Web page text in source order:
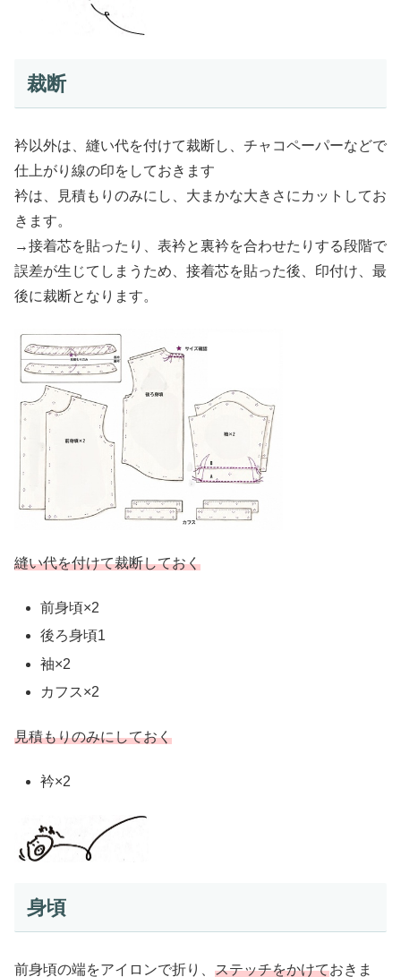
裁断
衿以外は、縫い代を付けて裁断し、チャコペーパーなどで
仕上がり線の印をしておきます
衿は、見積もりのみにし、大まかな大きさにカットしてお
きます。
→接着芯を貼ったり、表衿と裏衿を合わせたりする段階で
誤差が生じてしまうため、接着芯を貼った後、印付け、最
後に裁断となります。
縫い代を付けて裁断しておく
前身頃×2
後ろ身頃1
袖×2
カフス×2
見積もりのみにしておく
衿×2
身頃
前身頃の端をアイロンで折り、 ステッチをかけておきま